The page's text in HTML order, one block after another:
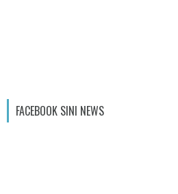
FACEBOOK SINI NEWS